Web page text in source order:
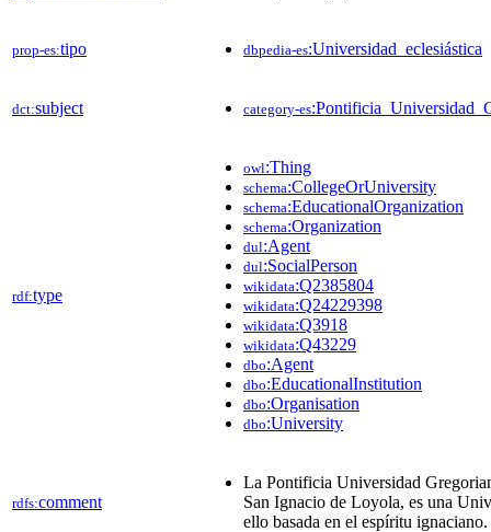
prop-es:tipo dbpedia-es:Universidad_eclesiástica
dct:subject category-es
rdf:type
owl:Thing
schema:CollegeOrUniversity
schema:EducationalOrganization
schema:Organization
dul:Agent
dul:SocialPerson
wikidata:Q2385804
wikidata:Q24229398
wikidata:Q3918
wikidata:Q43229
dbo:Agent
dbo:EducationalInstitution
dbo:Organisation
dbo:University
rdfs:comment
La Pontificia Universidad
San Ignacio de Loyola, es una
ello basada en el espíritu ignaciano.